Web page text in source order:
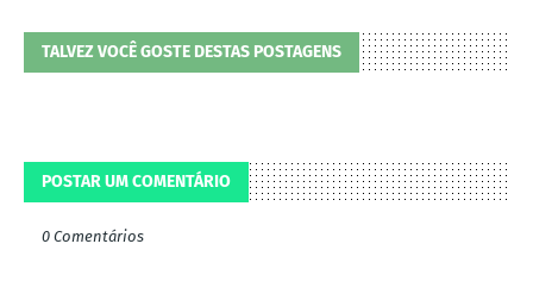
TALVEZ VOCÊ GOSTE DESTAS POSTAGENS
POSTAR UM COMENTÁRIO
0 Comentários